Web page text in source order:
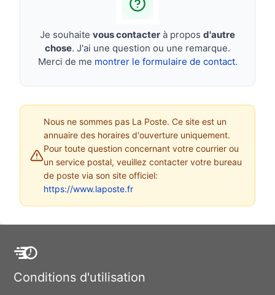
Je souhaite vous contacter à propos d'autre
chose. J'ai une question ou une remarque.
Merci de me montrer le formulaire de contact.
Nous ne sommes pas La Poste. Ce site est un
annuaire des horaires d'ouverture uniquement.
Pour toute question concernant votre courrier ou
un service postal, veuillez contacter votre bureau
de poste via son site officiel:
https://www.laposte.fr
Conditions d'utilisation